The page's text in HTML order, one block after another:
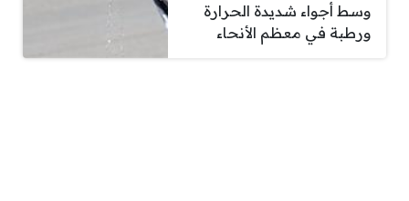
وسط أجواء شديدة الحرارة
ورطبة في معظم الأنحاء